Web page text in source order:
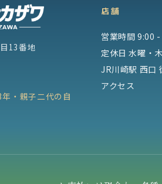
13番地
・親子二代の自
店舗
営業時間 9:00
定休日 水曜・
JR川崎駅 西口
アクセス